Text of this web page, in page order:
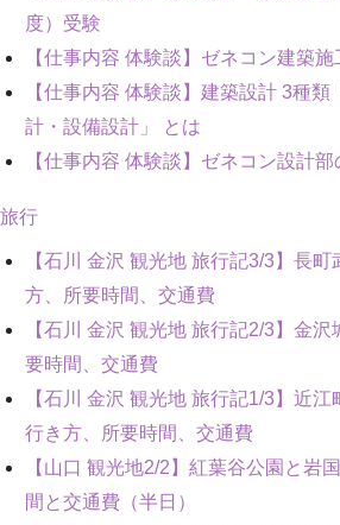
度）受験
【仕事内容 体験談】ゼネコン建築
【仕事内容 体験談】建築設計 3種
計・設備設計」 とは
【仕事内容 体験談】ゼネコン設計
旅行
【石川 金沢 観光地 旅行記3/3】長
方、所要時間、交通費
【石川 金沢 観光地 旅行記2/3】金
要時間、交通費
【石川 金沢 観光地 旅行記1/3】近
行き方、所要時間、交通費
【山口 観光地2/2】紅葉谷公園と岩
間と交通費（半日）